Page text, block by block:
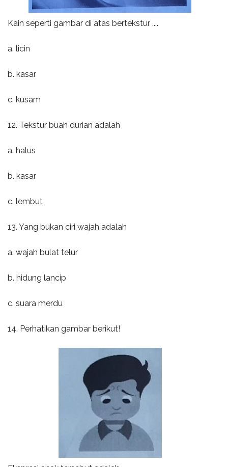
Kain seperti gambar di atas bertekstur ....
a. licin
b. kasar
c. kusam
12. Tekstur buah durian adalah
a. halus
b. kasar
c. lembut
13. Yang bukan ciri wajah adalah
a. wajah bulat telur
b. hidung lancip
c. suara merdu
14. Perhatikan gambar berikut!